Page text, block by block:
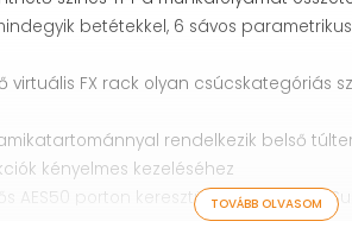
betétekkel, 6 sávos
FX rack olyan csúcskategóriás
rendelkezik belső
kényelmes kezeléséhez
AES50 porton keresztül, a Klark Teknik
TOVÁBB OLVASOM